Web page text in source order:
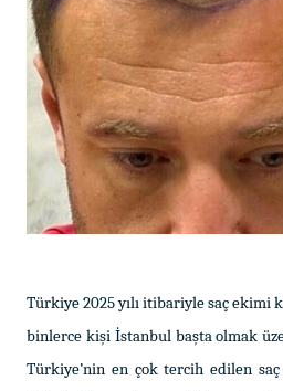
Türkiye 2025 yılı itibariyle saç ekimi
binlerce kişi İstanbul başta olmak
Türkiye’nin en çok tercih edilen